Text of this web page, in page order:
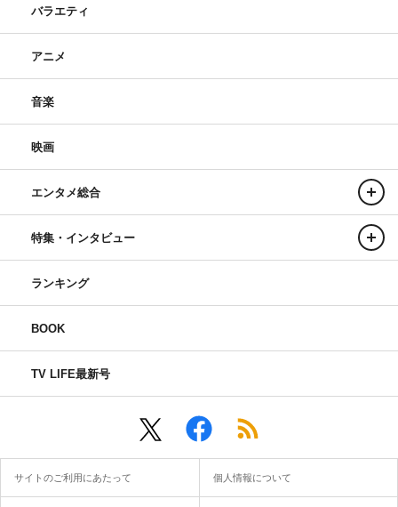
バラエティ
アニメ
音楽
映画
エンタメ総合
特集・インタビュー
ランキング
BOOK
TV LIFE最新号
サイトのご利用にあたって 個人情報について